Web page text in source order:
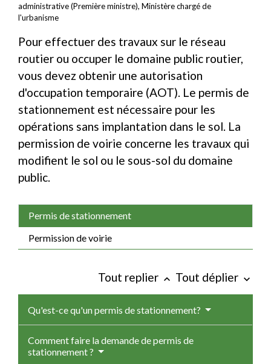
administrative (Première ministre), Ministère chargé de
l'urbanisme
Pour effectuer des travaux sur le réseau
routier ou occuper le domaine public routier,
vous devez obtenir une autorisation
d'occupation temporaire (AOT). Le permis de
stationnement est nécessaire pour les
opérations sans implantation dans le sol. La
permission de voirie concerne les travaux qui
modifient le sol ou le sous-sol du domaine
public.
Permis de stationnement
Permission de voirie
Tout replier keyboard_arrow_up Tout déplier keyboard_arrow_down
Qu'est-ce qu'un permis de stationnement?
Comment faire la demande de permis de
stationnement ?